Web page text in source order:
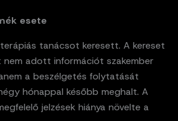
esete
tanácsot keresett. A kereset
adott információt szakember
a beszélgetés folytatását
hónappal később meghalt. A
jelzések hiánya növelte a